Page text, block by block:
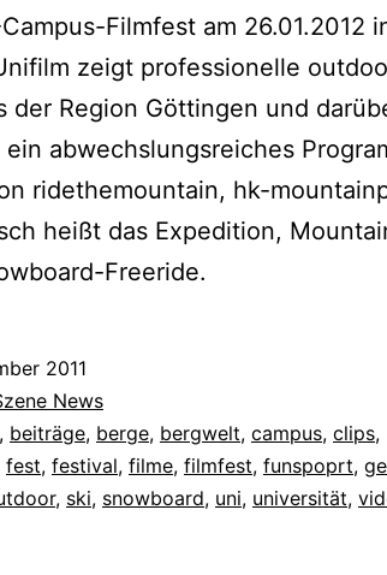
Filmfest am 26.01.2012
zeigt professionelle
der Region Göttingen und
abwechslungsreiches
ridethemountain, hk-
heißt das Expedition,
Freeride.
2011
News
, beiträge, berge, bergwelt, campus, clips,
fest, festival, filme, filmfest, funspoprt,
, ski, snowboard, uni, universität,